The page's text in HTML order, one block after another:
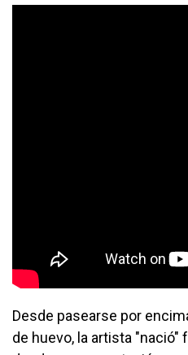
Desde pasearse por
de huevo, la artista